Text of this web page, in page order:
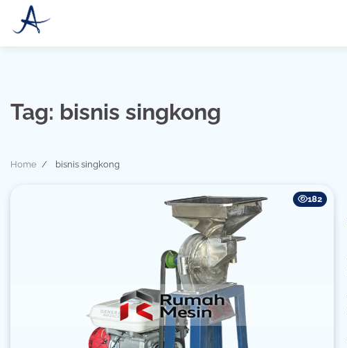
Tag: bisnis singkong
Home bisnis singkong
182